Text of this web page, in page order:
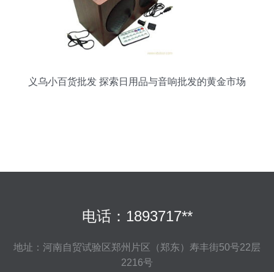
义乌小百货批发 探索日用品与音响批发的黄金市场
电话：1893717**
地址：河南自贸试验区郑州片区（郑东）寿丰街50号22层
2216号